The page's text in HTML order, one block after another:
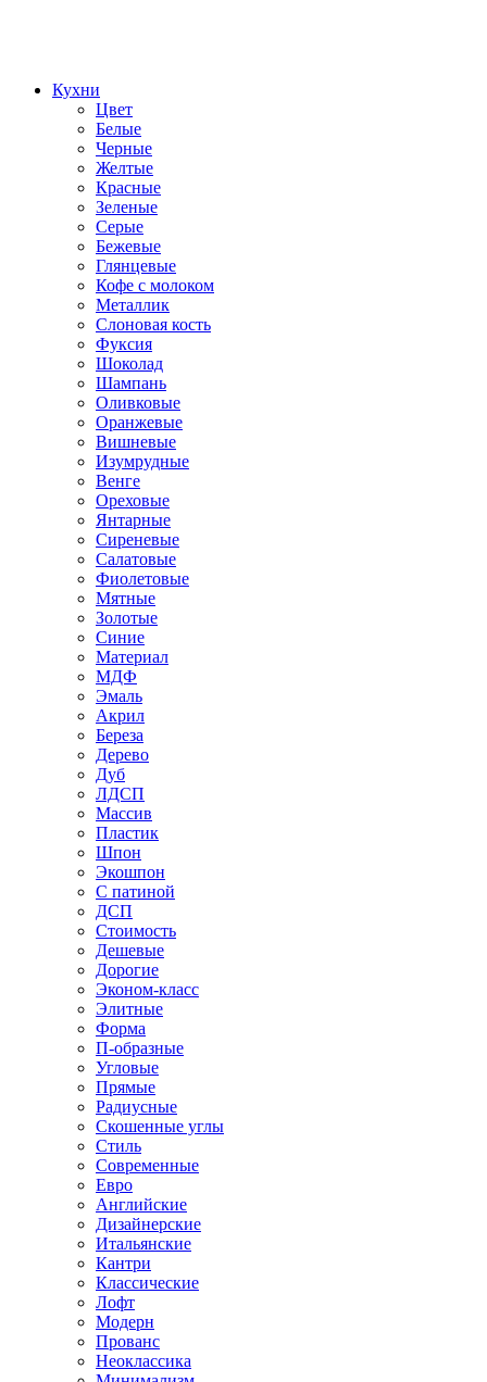
Кухни
Цвет
Белые
Черные
Желтые
Красные
Зеленые
Серые
Бежевые
Глянцевые
Кофе с молоком
Металлик
Слоновая кость
Фуксия
Шоколад
Шампань
Оливковые
Оранжевые
Вишневые
Изумрудные
Венге
Ореховые
Янтарные
Сиреневые
Салатовые
Фиолетовые
Мятные
Золотые
Синие
Материал
МДФ
Эмаль
Акрил
Береза
Дерево
Дуб
ЛДСП
Массив
Пластик
Шпон
Экошпон
С патиной
ДСП
Стоимость
Дешевые
Дорогие
Эконом-класс
Элитные
Форма
П-образные
Угловые
Прямые
Радиусные
Скошенные углы
Стиль
Современные
Евро
Английские
Дизайнерские
Итальянские
Кантри
Классические
Лофт
Модерн
Прованс
Неоклассика